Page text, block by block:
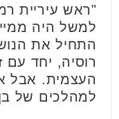
"ראש עיריית
למשל היה
התחיל את
רוסיה, יחד עם
העצמית. אבל
למהלכים של בן